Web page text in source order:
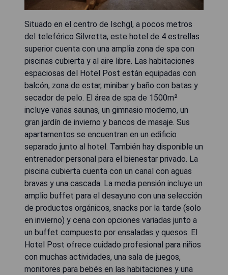
Situado en el centro de Ischgl, a pocos metros
del teleférico Silvretta, este hotel de 4 estrellas
superior cuenta con una amplia zona de spa con
piscinas cubierta y al aire libre. Las habitaciones
espaciosas del Hotel Post están equipadas con
balcón, zona de estar, minibar y baño con batas y
secador de pelo. El área de spa de 1500m²
incluye varias saunas, un gimnasio moderno, un
gran jardín de invierno y bancos de masaje. Sus
apartamentos se encuentran en un edificio
separado junto al hotel. También hay disponible un
entrenador personal para el bienestar privado. La
piscina cubierta cuenta con un canal con aguas
bravas y una cascada. La media pensión incluye un
amplio buffet para el desayuno con una selección
de productos orgánicos, snacks por la tarde (solo
en invierno) y cena con opciones variadas junto a
un buffet compuesto por ensaladas y quesos. El
Hotel Post ofrece cuidado profesional para niños
con muchas actividades, una sala de juegos,
monitores para bebés en las habitaciones y una